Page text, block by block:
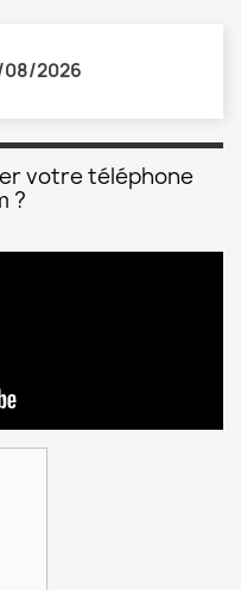
08/2026
votre téléphone
?